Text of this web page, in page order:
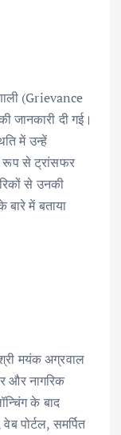
(Grievance
जानकारी दी गई।
में उन्हें
रूप से ट्रांसफर
से उनकी
बारे में बताया
मयंक अग्रवाल
और नागरिक
के बाद
पोर्टल, समर्पित